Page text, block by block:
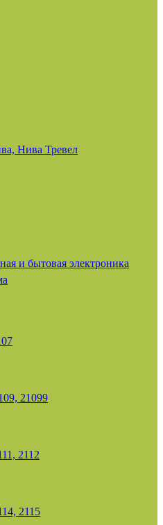
Нива Тревел
и бытовая электроника
21099
2112
2115